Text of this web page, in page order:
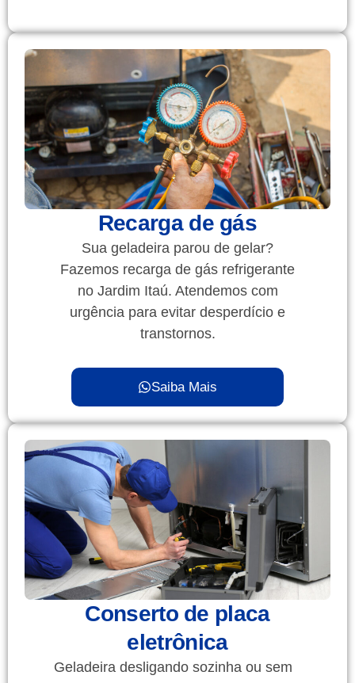
Recarga de gás
Sua geladeira parou de gelar?
Fazemos recarga de gás refrigerante
no Jardim Itaú. Atendemos com
urgência para evitar desperdício e
transtornos.
Saiba Mais
Conserto de placa
eletrônica
Geladeira desligando sozinha ou sem